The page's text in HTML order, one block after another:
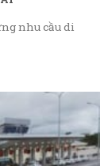
nhu cầu di